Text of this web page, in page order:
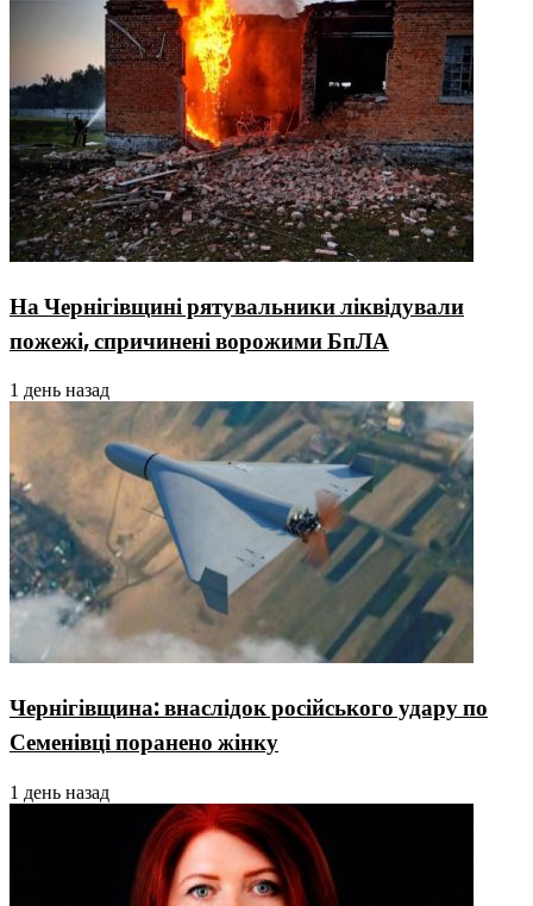
На Чернігівщині рятувальники ліквідували
пожежі, спричинені ворожими БпЛА
1 день назад
Чернігівщина: внаслідок російського удару по
Семенівці поранено жінку
1 день назад